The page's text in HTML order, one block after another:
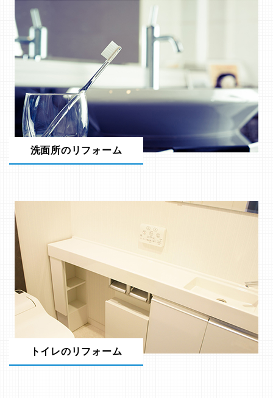
洗面所のリフォーム
トイレのリフォーム